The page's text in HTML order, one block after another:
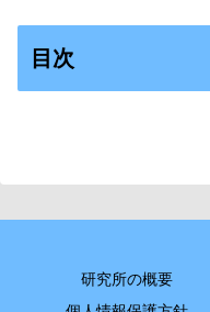
目次
研究所の概要